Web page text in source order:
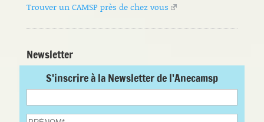
Trouver un CAMSP près de chez vous
Newsletter
S'inscrire à la Newsletter de l'Anecamsp